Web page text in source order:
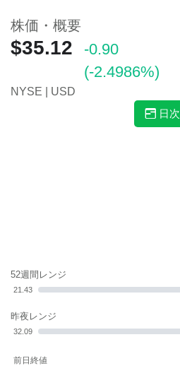
株価・概要
$35.12
-0.90
(-2.4986%)
NYSE | USD
日次
52週間レンジ
21.43
昨夜レンジ
32.09
前日終値